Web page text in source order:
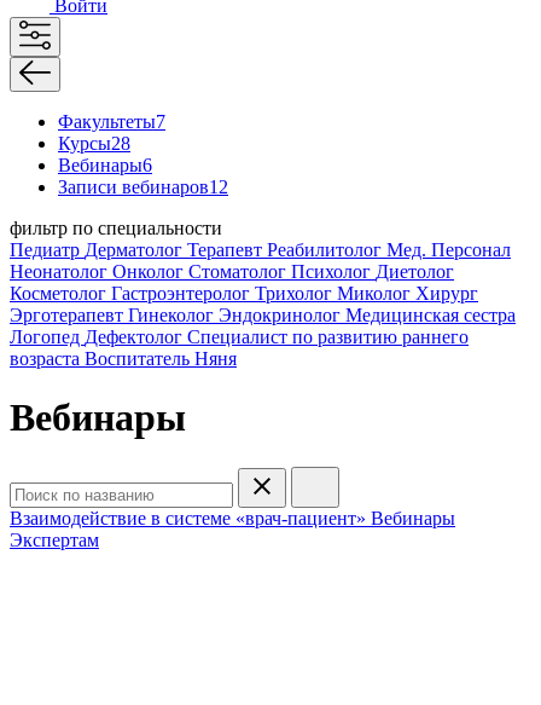
Войти
Факультеты7
Курсы28
Вебинары6
Записи вебинаров12
фильтр по специальности
Педиатр Дерматолог Терапевт Реабилитолог Мед. Персонал
Неонатолог Онколог Стоматолог Психолог Диетолог
Косметолог Гастроэнтеролог Трихолог Миколог Хирург
Эрготерапевт Гинеколог Эндокринолог Медицинская сестра
Логопед Дефектолог Специалист по развитию раннего
возраста Воспитатель Няня
Вебинары
Взаимодействие в системе «врач-пациент» Вебинары
Экспертам